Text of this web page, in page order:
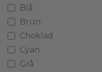
Blå
Brun
Choklad
Cyan
Grå